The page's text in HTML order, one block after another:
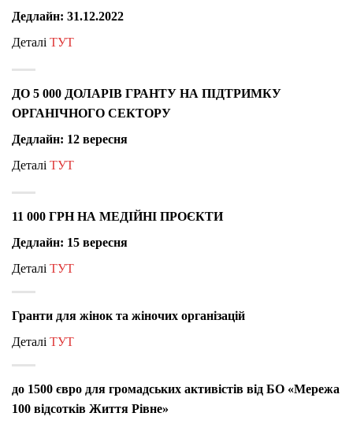
Дедлайн: 31.12.2022
Деталі ТУТ
ДО 5 000 ДОЛАРІВ ГРАНТУ НА ПІДТРИМКУ
ОРГАНІЧНОГО СЕКТОРУ
Дедлайн: 12 вересня
Деталі ТУТ
11 000 ГРН НА МЕДІЙНІ ПРОЄКТИ
Дедлайн: 15 вересня
Деталі ТУТ
Гранти для жінок та жіночих організацій
Деталі ТУТ
до 1500 євро для громадських активістів від БО «Мережа
100 відсотків Життя Рівне»